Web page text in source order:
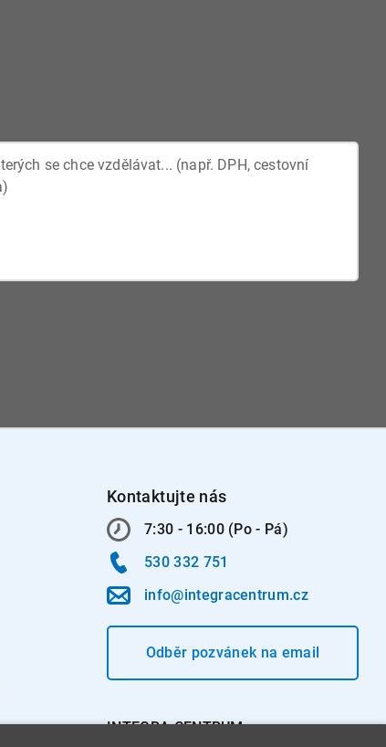
Kontaktujte nás
7:30 - 16:00 (Po - Pá)
530 332 751
info@integracentrum.cz
Odběr pozvánekna email
INTEGRA CENTRUM s.r.o.